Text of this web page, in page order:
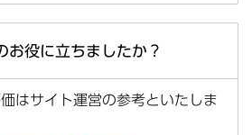
お役に立ちましたか？
はサイト運営の参考といたしま